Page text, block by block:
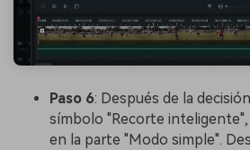
Paso 6: Después de la
símbolo "Recorte
en la parte "Modo simple".